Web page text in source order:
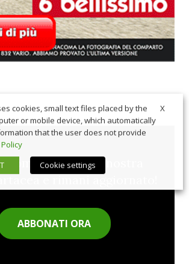
comodamente la nostra
e rimani aggiornato!
ABBONATI ORA
X
cookies, small text files placed by the
or mobile device, which automatically
that the user does not provide
Cookie settings